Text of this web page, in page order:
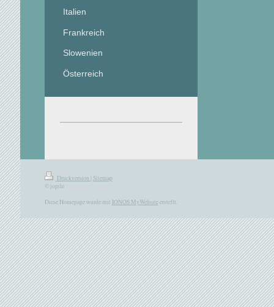
Italien
Frankreich
Slowenien
Österreich
Druckversion Sitemap
© jopile
Diese Homepage wurde mit IONOS MyWebsiteerstellt.